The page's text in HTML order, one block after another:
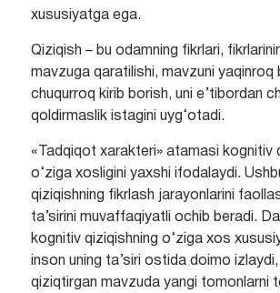
xususiyatga ega.
Qiziqish – bu odamning fikrlari,
mavzuga qaratilishi, mavzuni yaqinroq
chuqurroq kirib borish, uni e’tibordan
qoldirmaslik istagini uyg‘otadi.
«Tadqiqot xarakteri» atamasi kognitiv
o‘ziga xosligini yaxshi ifodalaydi.
qiziqishning fikrlash jarayonlarini
ta’sirini muvaffaqiyatli ochib beradi.
kognitiv qiziqishning o‘ziga xos
inson uning ta’siri ostida doimo izlaydi,
qiziqtirgan mavzuda yangi tomonlarni